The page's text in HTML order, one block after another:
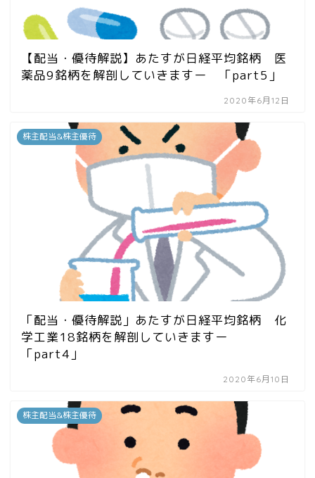
【配当・優待解説】あたすが日経平均銘柄 医
薬品9銘柄を解剖していきますー 「part5」
2020年6月12日
株主配当&株主優待
「配当・優待解説」あたすが日経平均銘柄 化
学工業18銘柄を解剖していきますー
「part4」
2020年6月10日
株主配当&株主優待